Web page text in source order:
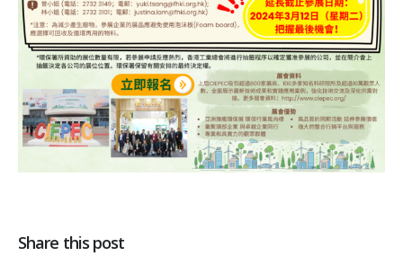
Share this post